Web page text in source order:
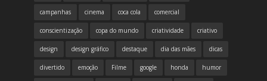
campanhas cinema coca cola comercial
conscientização copa do mundo criatividade criativo
design design gráfico destaque dia das mães dicas
divertido emoção Filme google honda humor